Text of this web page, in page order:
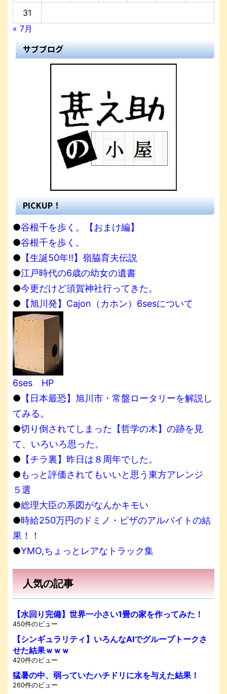
31
« 7月
サブブログ
PICKUP！
●谷根千を歩く。【おまけ編】
●谷根千を歩く。
● 【生誕50年!!】嶺脇育夫伝説
●江戸時代の6歳の幼女の遺書
●今更だけど須賀神社行ってきた。
● 【旭川発】Cajon（カホン）6sesについて
6ses HP
● 【日本最恐】旭川市・常盤ロータリーを解説し
てみる。
●切り倒されてしまった【哲学の木】の跡を見
て、いろいろ思った。
● 【チラ裏】昨日は８周年でした。
●もっと評価されてもいいと思う東方アレンジ
５選
●総理大臣の系図がなんかキモい
●時給250万円のドミノ・ピザのアルバイトの結
果！！
●YMO,ちょっとレアなトラック集
人気の記事
【水回り完備】世界一小さい1畳の家を作ってみた！
450件のビュー
【シンギュラリティ】いろんなAIでグループトークさ
せた結果ｗｗｗ
420件のビュー
猛暑の中、弱っていたハチドリに水を与えた結果！
260件のビュー